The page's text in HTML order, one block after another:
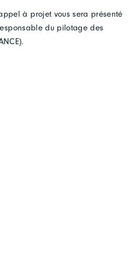
à projet vous sera présenté
du pilotage des